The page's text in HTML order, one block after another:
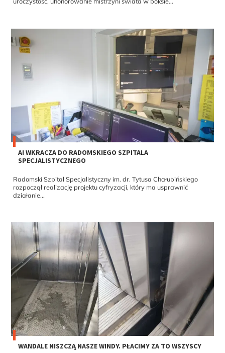
AI WKRACZA DO RADOMSKIEGO SZPITALA
SPECJALISTYCZNEGO
Radomski Szpital Specjalistyczny im. dr. Tytusa Chałubińskiego
rozpoczął realizację projektu cyfryzacji, który ma usprawnić
działanie...
WANDALE NISZCZĄ NASZE WINDY. PŁACIMY ZA TO WSZYSCY